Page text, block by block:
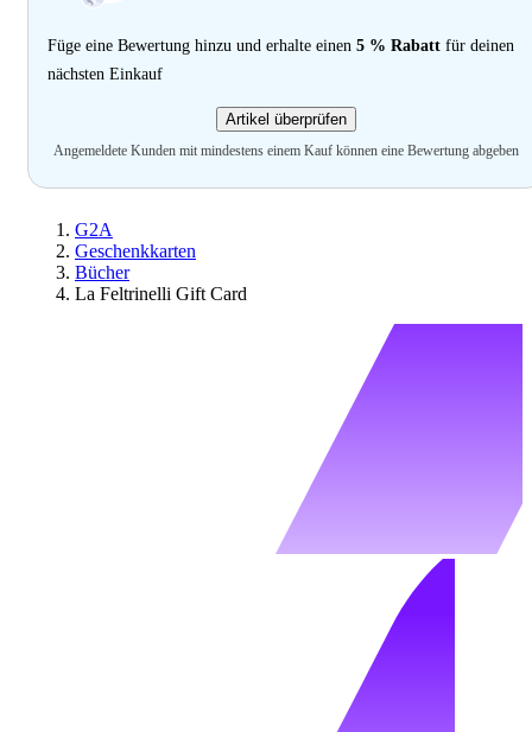
Füge eine Bewertung hinzu und erhalte einen 5 % Rabatt für deinen
nächsten Einkauf
Artikel überprüfen
Angemeldete Kunden mit mindestens einem Kauf können eine Bewertung abgeben
G2A
Geschenkkarten
Bücher
La Feltrinelli Gift Card